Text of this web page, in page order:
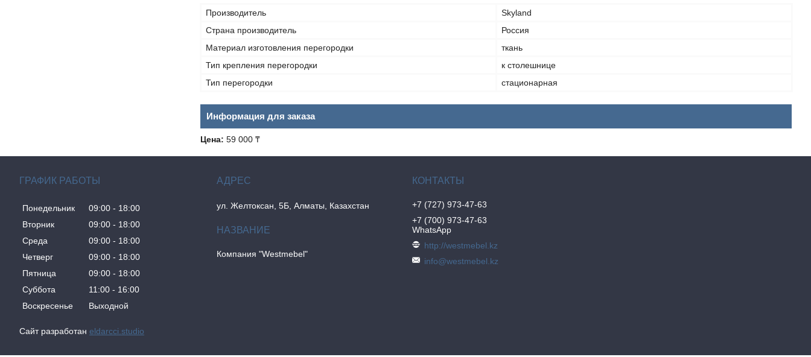
Производитель
Skyland
Страна производитель
Россия
Материал изготовления перегородки
ткань
Тип крепления перегородки
к столешнице
Тип перегородки
стационарная
Информация для заказа
Цена: 59 000 ₸
ГРАФИК РАБОТЫ
Понедельник 09:00
18:00
Вторник
09:00
18:00
Среда
09:00
18:00
Четверг
09:00
18:00
Пятница
09:00
18:00
Суббота
11:00
16:00
Воскресенье
Выходной
ул. Желтоксан, 5Б, Алматы, Казахстан
Компания "Westmebel"
+7 (727) 973-47-63
+7 (700) 973-47-63
WhatsApp
http://westmebel.kz
info@westmebel.kz
Сайт разработан eldarcci.studio